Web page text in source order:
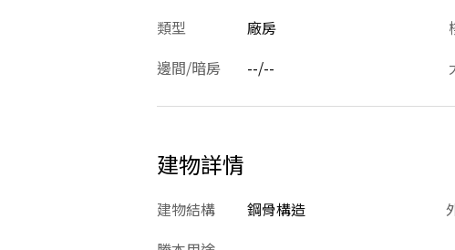
類型
廠房
邊間/暗房
--/--
建物詳情
建物結構 鋼骨構造